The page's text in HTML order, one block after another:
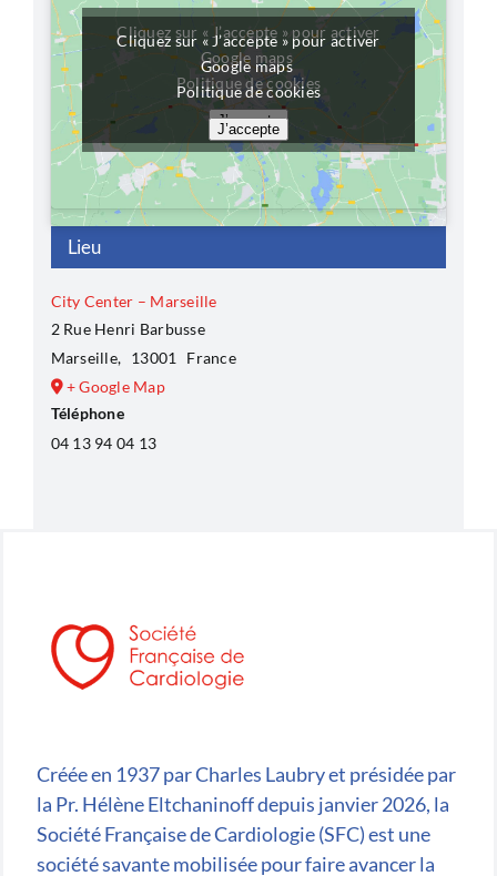
Lieu
City Center – Marseille
2 Rue Henri Barbusse
Marseille, 13001
France
+ Google Map
Téléphone
04 13 94 04 13
Cliquez sur « J’accepte » pour activer
Google maps
Politique de cookies
J’accepte
Cliquez sur « J’accepte » pour activer
Google maps
Politique de cookies
J’accepte
Créée en 1937 par Charles Laubry et présidée par
la Pr. Hélène Eltchaninoff depuis janvier 2026, la
Société Française de Cardiologie (SFC) est une
société savante mobilisée pour faire avancer la